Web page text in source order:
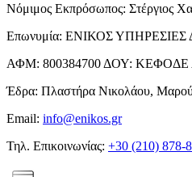
Νόμιμος Εκπρόσωπος: Στέργιος
Επωνυμία: ΕΝΙΚΟΣ ΥΠΗΡΕΣΙΕΣ
ΑΦΜ: 800384700 ΔΟΥ: ΚΕΦΟΔΕ
Έδρα: Πλαστήρα Νικολάου,
Email: info@enikos.gr
Τηλ. Επικοινωνίας: +30 (210) 878-